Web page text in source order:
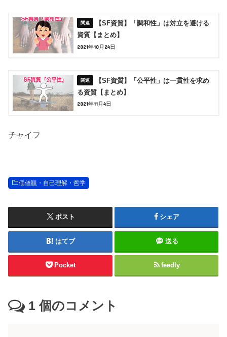
【SF資質】「調和性」は対立を避ける
資質【まとめ】
2021年10月24日
【SF資質】「公平性」は一貫性を求め
る資質【まとめ】
2021年11月4日
チャイフ
価値観・自己理解・哲学
ポスト シェア
はてブ 送る
Pocket feedly
1 個のコメント